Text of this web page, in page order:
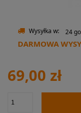
Wysyłka w: 24
DARMOWA
69,00 zł